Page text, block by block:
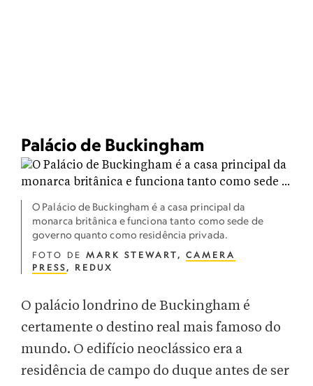
Palácio de Buckingham
O Palácio de Buckingham é a casa principal da
monarca britânica e funciona tanto como sede de
governo quanto como residência privada.
FOTO DE MARK STEWART, CAMERA
PRESS, REDUX
O palácio londrino de Buckingham é
certamente o destino real mais famoso do
mundo. O edifício neoclássico era a
residência de campo do duque antes de ser